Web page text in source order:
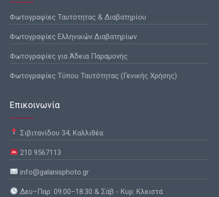
Φωτογραφίες Ταυτότητας & Διαβατηρίου
Φωτογραφίες Ελληνικών Διαβατηρίων
Φωτογραφίες για Άδεια Παραμονής
Φωτογραφίες Τύπου Ταυτότητας (Γενικής Χρήσης)
Επικοινωνία
Σιβιτανίδου 34, Καλλιθέα
210 9567113
info@galanisphoto.gr
Δευ–Παρ: 09:00–18:30 & Σάβ - Κυρ: Κλειστά